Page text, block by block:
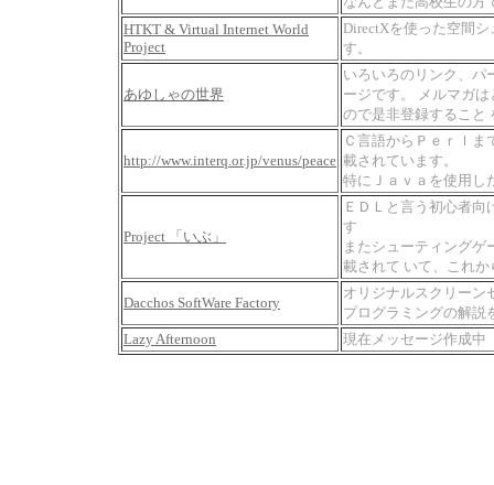
HTKT & Virtual Internet World
Project
DirectXを使った空間
す。
あゆしゃの世界
いろいろのリンク、パ
ージです。 メルマガ
ので是非登録すること
http://www.interq.or.jp/venus/peace
Ｃ言語からＰｅｒｌ
載されています。
特にＪａｖａを使用し
Project 「いぶ」
ＥＤＬと言う初心者
す
またシューティングゲ
載されて いて、これ
Dacchos SoftWare Factory
オリジナルスクリーン
プログラミングの解説
Lazy Afternoon
現在メッセージ作成中